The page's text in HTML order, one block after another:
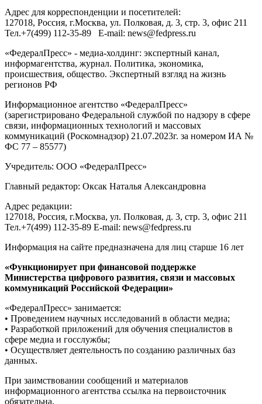
Адрес для корреспонденции и посетителей:
127018, Россия, г.Москва, ул. Полковая, д. 3, стр. 3, офис 211
Тел.+7(499) 112-35-89 E-mail: news@fedpress.ru
«ФедералПресс» - медиа-холдинг: экспертный канал,
информагентства, журнал. Политика, экономика,
происшествия, общество. Экспертный взгляд на жизнь
регионов РФ
Информационное агентство «ФедералПресс»
(зарегистрировано Федеральной службой по надзору в сфере
связи, информационных технологий и массовых
коммуникаций (Роскомнадзор) 21.07.2023г. за номером ИА №
ФС 77 – 85577)
Учредитель: ООО «ФедералПресс»
Главный редактор: Оксак Наталья Александровна
Адрес редакции:
127018, Россия, г.Москва, ул. Полковая, д. 3, стр. 3, офис 211
Тел.+7(499) 112-35-89 E-mail: news@fedpress.ru
Информация на сайте предназначена для лиц старше 16 лет
«Функционирует при финансовой поддержке
Министерства цифрового развития, связи и массовых
коммуникаций Российской Федерации»
«ФедералПресс» занимается:
• Проведением научных исследований в области медиа;
• Разработкой приложений для обучения специалистов в
сфере медиа и госслужбы;
• Осуществляет деятельность по созданию различных баз
данных.
При заимствовании сообщений и материалов
информационного агентства ссылка на первоисточник
обязательна.